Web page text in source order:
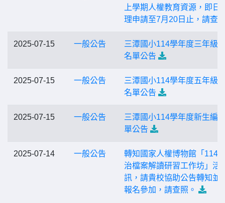
上學期人權教育資源，即日
理申請至7月20日止，請查
2025-07-15 一般公告
三潭國小114學年度三年級
名單公告
2025-07-15 一般公告
三潭國小114學年度五年級
名單公告
2025-07-15 一般公告
三潭國小114學年度新生編
單公告
2025-07-14 一般公告
轉知國家人權博物館「114
治檔案解讀研習工作坊」活
訊，請貴校協助公告轉知並
報名參加，請查照。